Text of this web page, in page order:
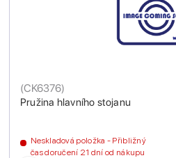
Pružina hlavního stojanu
(CK6376)
Neskladová položka - Přibližný
čas doručení 21 dní od nákupu